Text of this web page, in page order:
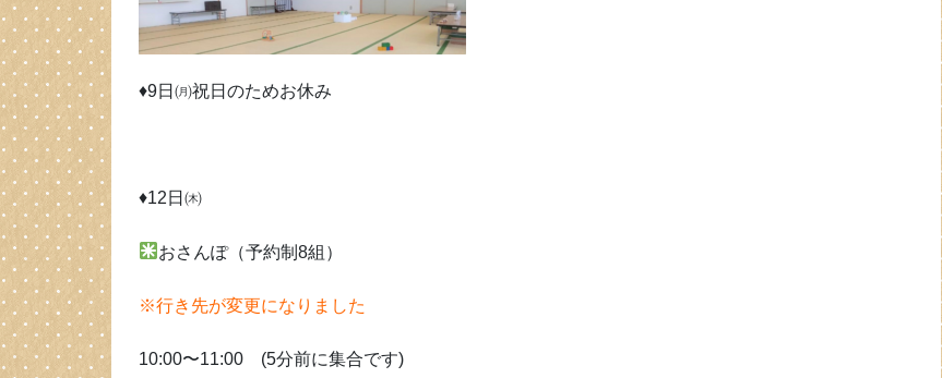
♦9日㈪祝日のためお休み
♦12日㈭
おさんぽ（予約制8組）
※行き先が変更になりました
10:00〜11:00 (5分前に集合です)